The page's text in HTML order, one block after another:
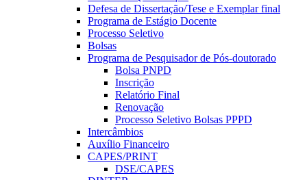
Defesa de Dissertação/Tese e Exemplar final
Programa de Estágio Docente
Processo Seletivo
Bolsas
Programa de Pesquisador de Pós-doutorado
Bolsa PNPD
Inscrição
Relatório Final
Renovação
Processo Seletivo Bolsas PPPD
Intercâmbios
Auxílio Financeiro
CAPES/PRINT
DSE/CAPES